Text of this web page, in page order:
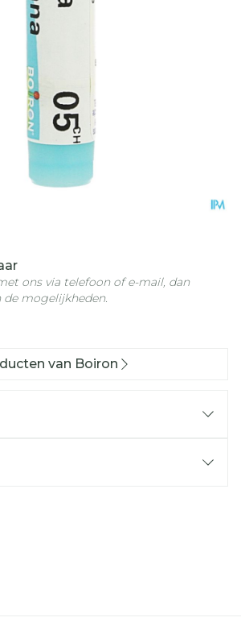
ons via telefoon of e-mail, dan
de mogelijkheden.
van Boiron